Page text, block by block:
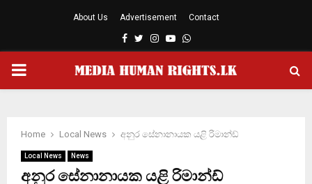
About Us Advertisement Contact
Facebook
TwitterInstagram
YoutubeWhatsapp
PRIMARY
Home Local News අනුර සේනානායක යළි රිමාන්ඩ්
Local News News
අනුර සේනානායක යළි රිමාන්ඩ්